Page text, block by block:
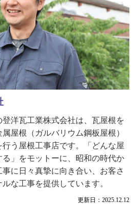
更新日：2025.12.12
洋瓦工業株式会社は、瓦屋根を
屋根（ガルバリウム鋼板屋根）
う屋根工事店です。「どんな屋
」をモットーに、昭和の時代か
に日々真摯に向き合い、お客さ
な工事を提供しています。